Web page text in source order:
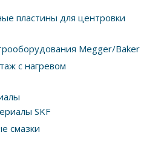
пластины для центровки
Megger/Baker
с нагревом
SKF
смазки